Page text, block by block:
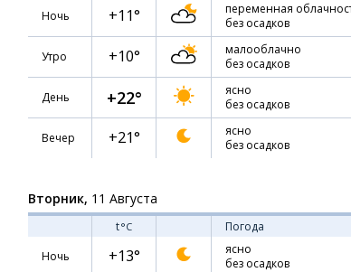
Ночь
+11°
переменная
без осадков
Утро +10°
малооблачно
без осадков
День +22°
ясно
без осадков
Вечер +21°
ясно
без осадков
Вторник, 11 Августа
t°C Погода
Ночь
+13°
ясно
без осадков